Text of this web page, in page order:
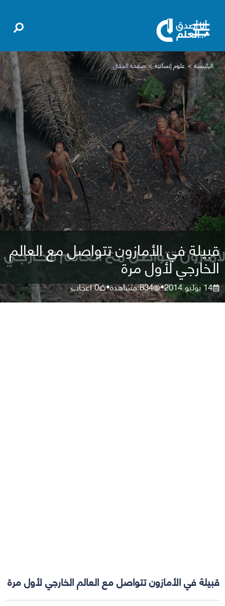
الرئيسية علوم إنسانية صفحة المقال
قبيلة في الأمازون تتواصل مع العالم
الخارجي لأول مرة
14 يوليو 2014 •
834مشاهدة•
0اعجاب
قبيلة في الأمازون تتواصل مع العالم الخارجي لأول مرة